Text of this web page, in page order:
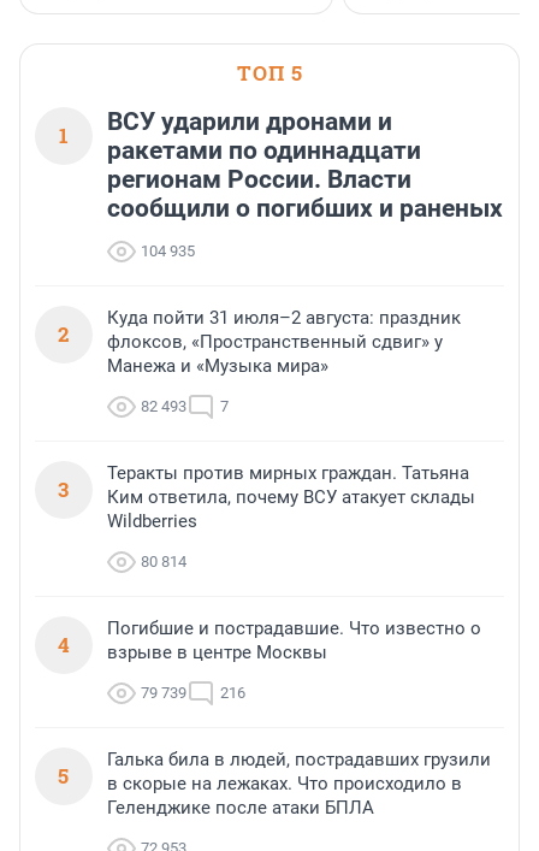
ТОП 5
1
ВСУ ударили дронами и
ракетами по одиннадцати
регионам России. Власти
сообщили о погибших и раненых
104 935
2
Куда пойти 31 июля–2 августа: праздник
флоксов, «Пространственный сдвиг» у
Манежа и «Музыка мира»
82 493 7
3
Теракты против мирных граждан. Татьяна
Ким ответила, почему ВСУ атакует склады
Wildberries
80 814
4
Погибшие и пострадавшие. Что известно о
взрыве в центре Москвы
79 739 216
5
Галька била в людей, пострадавших грузили
в скорые на лежаках. Что происходило в
Геленджике после атаки БПЛА